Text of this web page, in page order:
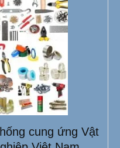
cung ứng Vật